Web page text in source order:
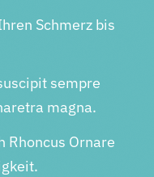
Schmerz bis
sempre
magna.
Rhoncus Ornare